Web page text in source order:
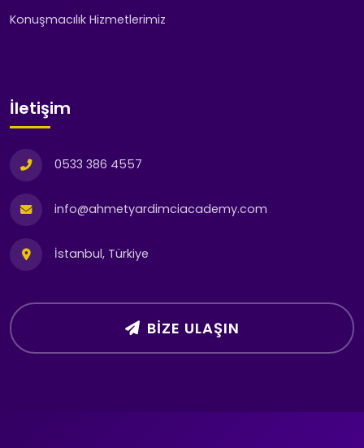
Konuşmacılık Hizmetlerimiz
İletişim
0533 386 4557
info@ahmetyardimciacademy.com
İstanbul, Türkiye
BIZE ULAŞIN